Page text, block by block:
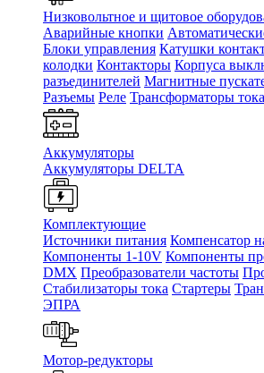
Низковольтное и щитовое
Аварийные кнопки
Блоки управления Катушки
колодки Контакторы Корпуса
разъединителей Магнитные
Разъемы Реле Трансформаторы тока
Аккумуляторы
Аккумуляторы DELTA
Комплектующие
Источники питания Компенсатор
Компоненты 1-10V Компоненты
DMX Преобразователи частоты
Стабилизаторы тока Стартеры
ЭПРА
Мотор-редукторы